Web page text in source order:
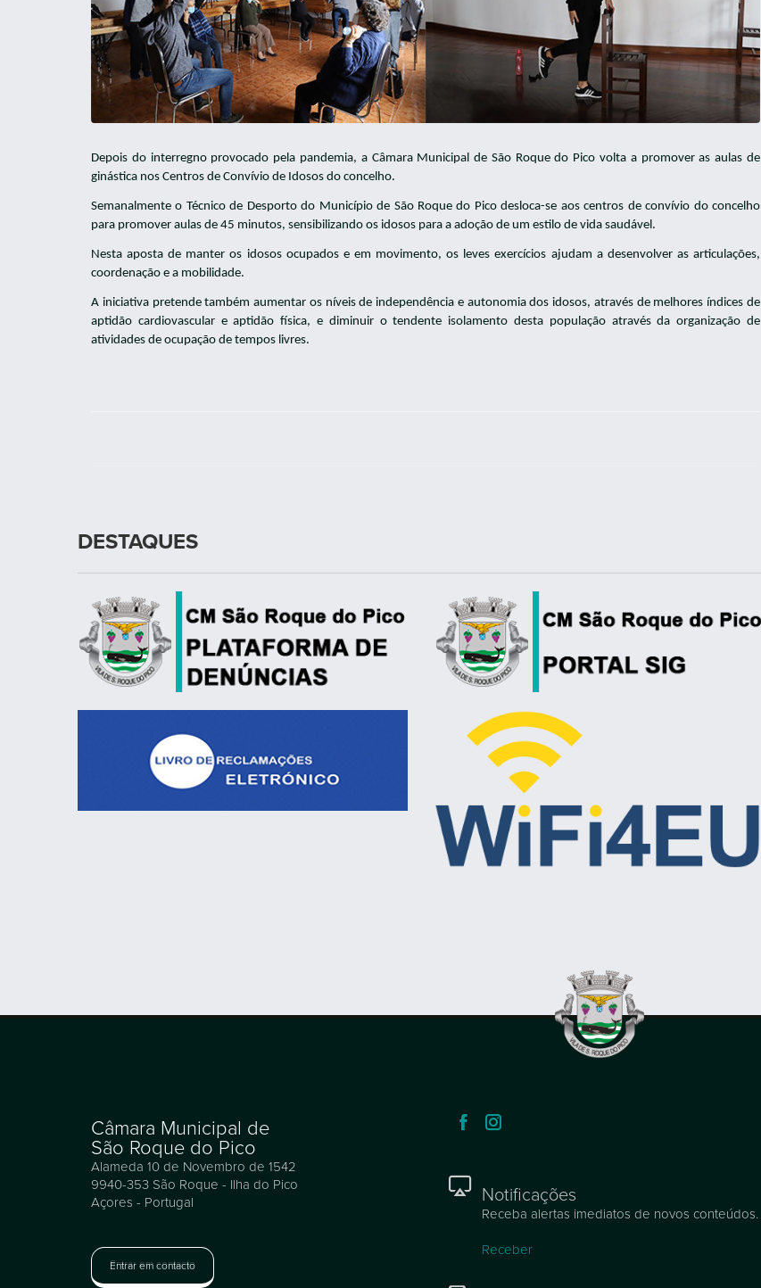
Depois do interregno provocado pela pandemia, a Câmara Municipal de São Roque do Pico volta a promover as aulas de
ginástica nos Centros de Convívio de Idosos do concelho.
Semanalmente o Técnico de Desporto do Município de São Roque do Pico desloca-se aos centros de convívio do concelho
para promover aulas de 45 minutos, sensibilizando os idosos para a adoção de um estilo de vida saudável.
Nesta aposta de manter os idosos ocupados e em movimento, os leves exercícios ajudam a desenvolver as articulações,
coordenação e a mobilidade.
A iniciativa pretende também aumentar os níveis de independência e autonomia dos idosos, através de melhores índices de
aptidão cardiovascular e aptidão física, e diminuir o tendente isolamento desta população através da organização de
atividades de ocupação de tempos livres.
DESTAQUES
Câmara Municipal de
São Roque do Pico
Alameda 10 de Novembro de 1542
9940-353 São Roque - Ilha do Pico
Açores - Portugal
Entrar em contacto
Notificações
Receba alertas imediatos de novos conteúdos.
Receber